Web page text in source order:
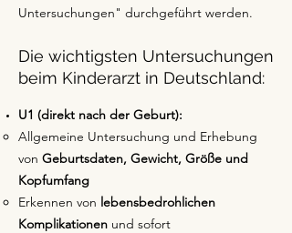
Untersuchungen" durchgeführt werden.
Die wichtigsten Untersuchungen
beim Kinderarzt in Deutschland:
U1 (direkt nach der Geburt):
Allgemeine Untersuchung und Erhebung
von Geburtsdaten, Gewicht, Größe und
Kopfumfang
Erkennen von lebensbedrohlichen
Komplikationen und sofort